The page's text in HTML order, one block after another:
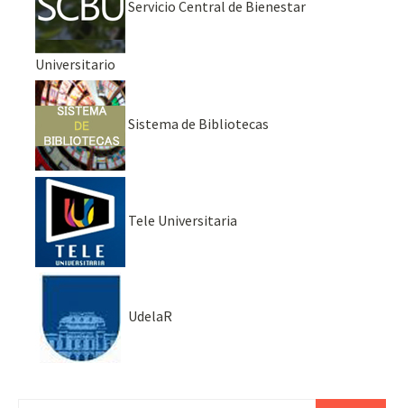
Servicio Central de Bienestar
Universitario
Sistema de Bibliotecas
Tele Universitaria
UdelaR